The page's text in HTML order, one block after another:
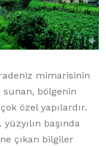
mimarisinin
bölgenin
özel yapılardır.
başında
çıkan bilgiler